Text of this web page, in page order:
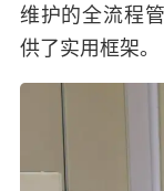
维护的全流程
供了实用框架。